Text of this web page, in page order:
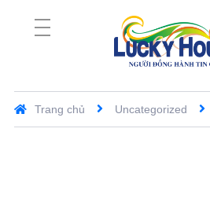
Trang chủ Uncategorized